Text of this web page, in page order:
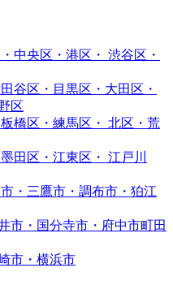
中央区・港区・ 渋谷区・
谷区・目黒区・大田区・
区
橋区・練馬区・ 北区・荒
田区・江東区・ 江戸川
・三鷹市・調布市・ 狛江
市・国分寺市・府中市町田
市・横浜市